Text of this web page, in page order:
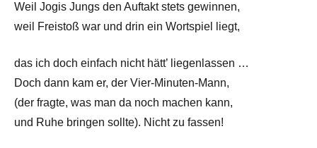
Weil Jogis Jungs den Auftakt stets gewinnen,
weil Freistoß war und drin ein Wortspiel liegt,
das ich doch einfach nicht hätt’ liegenlassen …
Doch dann kam er, der Vier-Minuten-Mann,
(der fragte, was man da noch machen kann,
und Ruhe bringen sollte). Nicht zu fassen!